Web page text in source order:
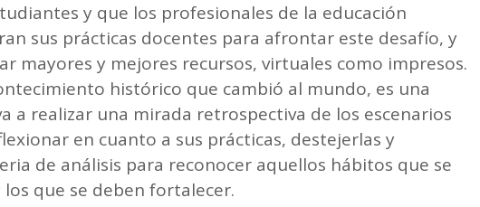
y que los profesionales de la educación
sus prácticas docentes para afrontar este desafío, y
mayores y mejores recursos, virtuales como impresos.
histórico que cambió al mundo, es una
a realizar una mirada retrospectiva de los escenarios
en cuanto a sus prácticas, destejerlas y
de análisis para reconocer aquellos hábitos que se
que se deben fortalecer.